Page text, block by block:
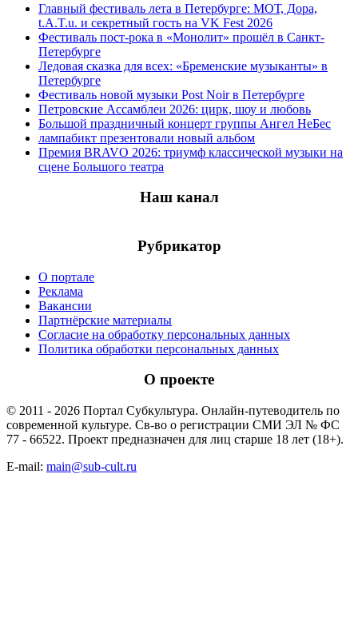
Главный фестиваль лета в Петербурге: МОТ, Дора,
t.A.T.u. и секретный гость на VK Fest 2026
Фестиваль пост-рока в «Монолит» прошёл в Санкт-
Петербурге
Ледовая сказка для всех: «Бременские музыканты» в
Петербурге
Фестиваль новой музыки Post Noir в Петербурге
Петровские Ассамблеи 2026: цирк, шоу и любовь
Большой праздничный концерт группы Ангел НеБес
лампабикт презентовали новый альбом
Премия BRAVO 2026: триумф классической музыки на
сцене Большого театра
Наш канал
Рубрикатор
О портале
Реклама
Вакансии
Партнёрские материалы
Согласие на обработку персональных данных
Политика обработки персональных данных
О проекте
© 2011 - 2026 Портал Субкультура. Онлайн-путеводитель по
современной культуре. Св-во о регистрации СМИ ЭЛ № ФС
77 - 66522. Проект предназначен для лиц старше 18 лет (18+).
E-mail: main@sub-cult.ru